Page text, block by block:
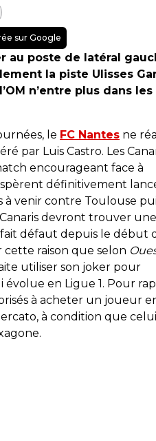
sur Google
au poste de latéral
la piste Ulisses
n’entre plus dans les
le FC Nantes ne
par Luis Castro. Les
encourageant face à
définitivement
à venir contre Toulouse
devront trouver une
défaut depuis le début
cette raison que selon
utiliser son joker pour
en Ligue 1. Pour
à acheter un joueur
à condition que